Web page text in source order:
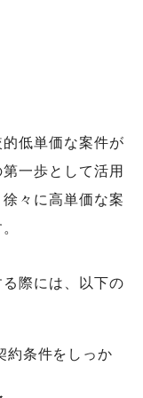
低単価な案件が
一歩として活用
々に高単価な案
際には、以下の
約条件をしっか